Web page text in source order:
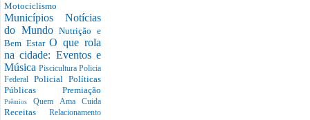
Motociclismo
Municípios Notícias
do MundoNutrição e
Bem EstarO que rola
na cidade: Eventos e
Música Piscicultura Policia
Federal Policial Políticas
Públicas Premiação
PrêmiosQuem Ama Cuida
Receitas Relacionamento